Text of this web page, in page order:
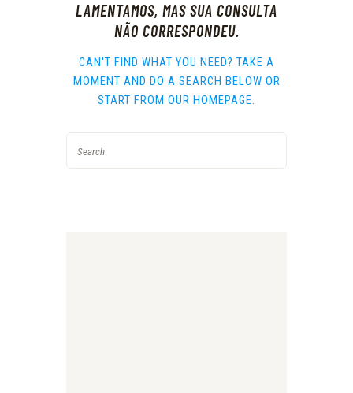
LAMENTAMOS, MAS SUA CONSULTA
NÃO CORRESPONDEU.
CAN'T FIND WHAT YOU NEED? TAKE A
MOMENT AND DO A SEARCH BELOW OR
START FROM OUR HOMEPAGE.